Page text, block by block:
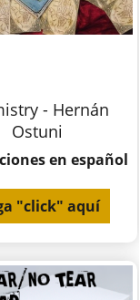
- Hernán
Ostuni
en español
"click" aquí